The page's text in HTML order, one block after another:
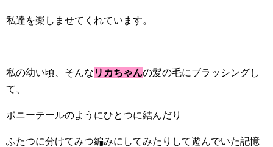
私達を楽しませてくれています。
私の幼い頃、そんな リカちゃんの髪の毛にブラッシングし
て、
ポニーテールのようにひとつに結んだり
ふたつに分けてみつ編みにしてみたりして遊んでいた記憶